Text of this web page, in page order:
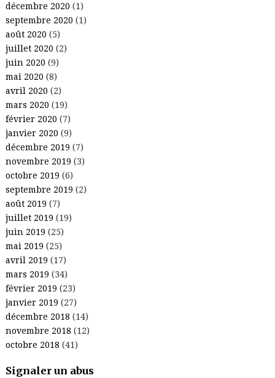
décembre 2020 (1)
septembre 2020 (1)
août 2020 (5)
juillet 2020 (2)
juin 2020 (9)
mai 2020 (8)
avril 2020 (2)
mars 2020 (19)
février 2020 (7)
janvier 2020 (9)
décembre 2019 (7)
novembre 2019 (3)
octobre 2019 (6)
septembre 2019 (2)
août 2019 (7)
juillet 2019 (19)
juin 2019 (25)
mai 2019 (25)
avril 2019 (17)
mars 2019 (34)
février 2019 (23)
janvier 2019 (27)
décembre 2018 (14)
novembre 2018 (12)
octobre 2018 (41)
Signaler un abus